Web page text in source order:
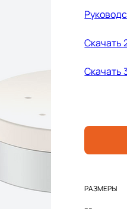
Cкачать
Cкачать
РАЗМЕРЫ